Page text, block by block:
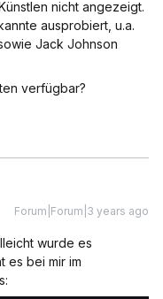
nicht angezeigt.
ausprobiert, u.a.
Jack Johnson
verfügbar?
Forum|Forum|3 years ago
wurde es
es bei mir im